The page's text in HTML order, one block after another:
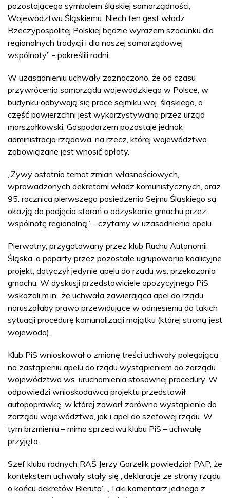
pozostającego symbolem śląskiej samorządności,
Województwu Śląskiemu. Niech ten gest władz
Rzeczypospolitej Polskiej będzie wyrazem szacunku dla
regionalnych tradycji i dla naszej samorządowej
wspólnoty” - pokreślili radni.
W uzasadnieniu uchwały zaznaczono, że od czasu
przywrócenia samorządu wojewódzkiego w Polsce, w
budynku odbywają się prace sejmiku woj. śląskiego, a
część powierzchni jest wykorzystywana przez urząd
marszałkowski. Gospodarzem pozostaje jednak
administracja rządowa, na rzecz, której województwo
zobowiązane jest wnosić opłaty.
„Żywy ostatnio temat zmian własnościowych,
wprowadzonych dekretami władz komunistycznych, oraz
95. rocznica pierwszego posiedzenia Sejmu Śląskiego są
okazją do podjęcia starań o odzyskanie gmachu przez
wspólnotę regionalną” - czytamy w uzasadnienia apelu.
Pierwotny, przygotowany przez klub Ruchu Autonomii
Śląska, a poparty przez pozostałe ugrupowania koalicyjne
projekt, dotyczył jedynie apelu do rządu ws. przekazania
gmachu. W dyskusji przedstawiciele opozycyjnego PiS
wskazali m.in., że uchwała zawierająca apel do rządu
naruszałaby prawo przewidujące w odniesieniu do takich
sytuacji procedurę komunalizacji majątku (której stroną jest
wojewoda).
Klub PiS wnioskował o zmianę treści uchwały polegającą
na zastąpieniu apelu do rządu wystąpieniem do zarządu
województwa ws. uruchomienia stosownej procedury. W
odpowiedzi wnioskodawca projektu przedstawił
autopoprawkę, w której zawarł zarówno wystąpienie do
zarządu województwa, jak i apel do szefowej rządu. W
tym brzmieniu – mimo sprzeciwu klubu PiS – uchwałę
przyjęto.
Szef klubu radnych RAŚ Jerzy Gorzelik powiedział PAP, że
kontekstem uchwały stały się „deklaracje ze strony rządu
o końcu dekretów Bieruta”. „Taki komentarz jednego z